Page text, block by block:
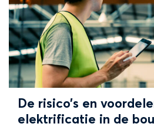
De risico’s en
elektrificatie in de